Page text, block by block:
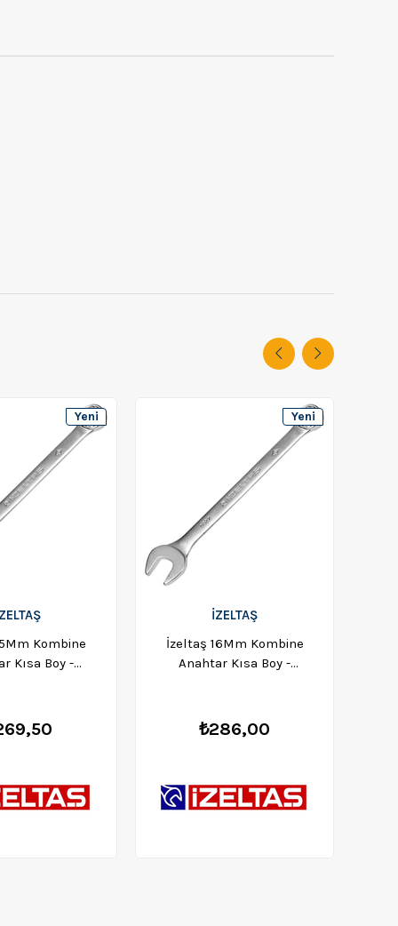
Kombine
Kısa Boy -
Yeni
Ürün
İZELTAŞ
İzeltaş 16Mm Kombine
Anahtar Kısa Boy -
₺286,00
Yeni
Ürün